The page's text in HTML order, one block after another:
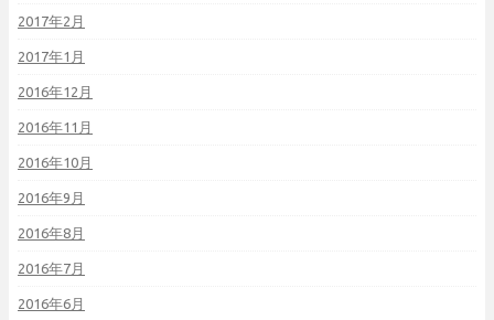
2017年2月
2017年1月
2016年12月
2016年11月
2016年10月
2016年9月
2016年8月
2016年7月
2016年6月